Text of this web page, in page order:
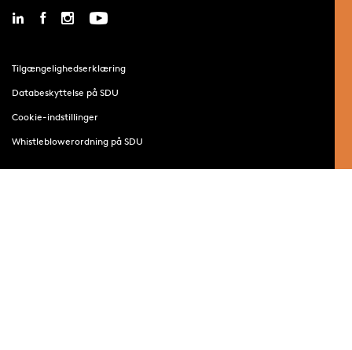
Tilgængelighedserklæring
Databeskyttelse på SDU
Cookie-indstillinger
Whistleblowerordning på SDU